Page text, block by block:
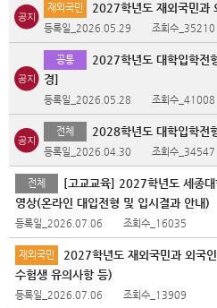
재외국민 2027학년도 재외국민과
등록일_2026.05.29 조회수_35210
공통
2027학년도 대학입학전
경]
등록일_2026.05.28 조회수_41008
전체 2028학년도 대학입학전
등록일_2026.04.30 조회수_34547
전체
[고교교육] 2027학년도 세종
영상(온라인 대입전형 및 입시결과 안내)
등록일_2026.07.06 조회수_16035
재외국민
2027학년도 재외국민과 외국
수험생 유의사항 등)
등록일_2026.07.06 조회수_13909